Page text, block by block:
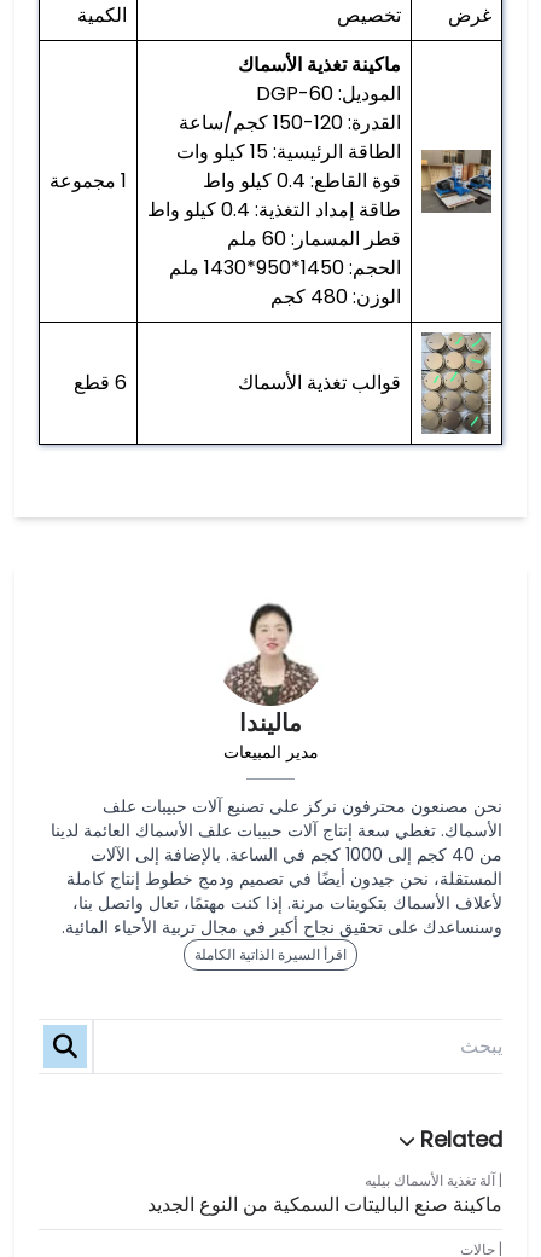
ماليندا
مدير المبيعات
نحن مصنعون محترفون نركز على تصنيع آلات حبيبات علف
الأسماك. تغطي سعة إنتاج آلات حبيبات علف الأسماك العائمة لدينا
من 40 كجم إلى 1000 كجم في الساعة. بالإضافة إلى الآلات
المستقلة، نحن جيدون أيضًا في تصميم ودمج خطوط إنتاج كاملة
لأعلاف الأسماك بتكوينات مرنة. إذا كنت مهتمًا، تعال واتصل بنا،
وسنساعدك على تحقيق نجاح أكبر في مجال تربية الأحياء المائية.
اقرأ السيرة الذاتية الكاملة
آلة تغذية الأسماك بيليه
ماكينة صنع الباليتات السمكية من النوع الجديد
حالات
غرض تخصيص
الكمية
ماكينة تغذية الأسماك
الموديل: DGP-60
القدرة: 120-150 كجم/ساعة
الطاقة الرئيسية: 15 كيلو وات
قوة القاطع: 0.4 كيلو واط
طاقة إمداد التغذية: 0.4 كيلو واط
قطر المسمار: 60 ملم
الحجم: 1450*950*1430 ملم
الوزن: 480 كجم
1 مجموعة
قوالب تغذية الأسماك 6 قطع